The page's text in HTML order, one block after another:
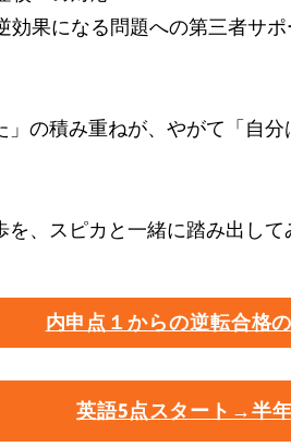
効果になる問題への第三者サ
」の積み重ねが、やがて「自
を、スピカと一緒に踏み出して
内申点１からの逆転合格
英語5点スタート→半年